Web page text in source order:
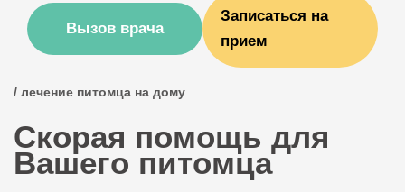
Вызов врача
Записаться на
прием
/ лечение питомца на дому
Скорая помощь для
Вашего питомца